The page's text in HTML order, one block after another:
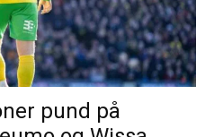
pund på